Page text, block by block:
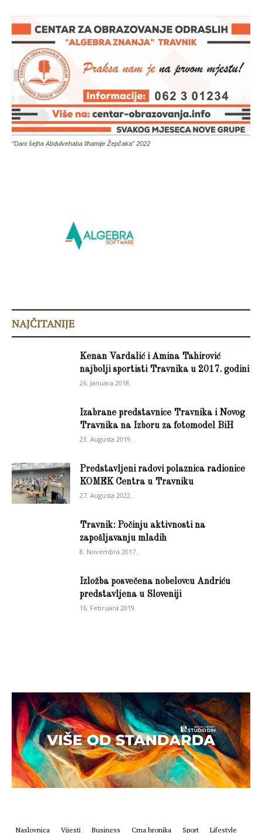
“Dani šejha Abdulvehaba Ilhamije Žepčaka” 2022
NAJČITANIJE
Kenan Vardalić i Amina Tahirović
najbolji sportisti Travnika u 2017. godini
26. Januara 2018.
Izabrane predstavnice Travnika i Novog
Travnika na Izboru za fotomodel BiH
23. Augusta 2019.
Predstavljeni radovi polaznica radionice
KOMEK Centra u Travniku
27. Augusta 2022.
Travnik: Počinju aktivnosti na
zapošljavanju mladih
8. Novembra 2017.
Izložba posvečena nobelovcu Andriću
predstavljena u Sloveniji
16. Februara 2019.
Naslovnica Vijesti Business Crna hronika Sport Lifestyle